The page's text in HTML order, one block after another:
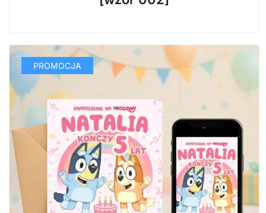
29,99 zł.
PROMOCJA